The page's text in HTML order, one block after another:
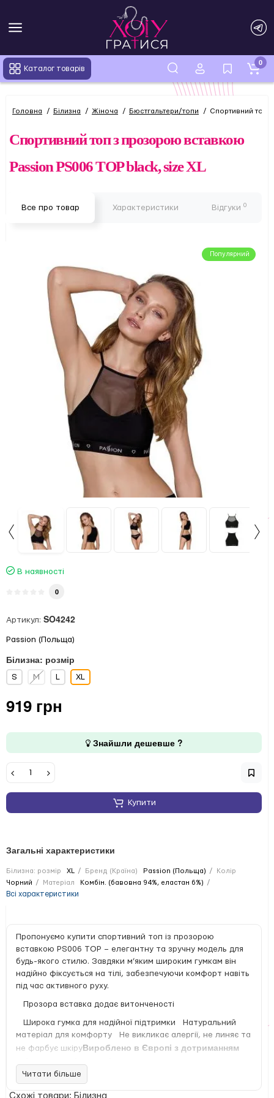
Каталог товарів
0
Головна Білизна Жіноча Бюстгальтери/топи Спортивний топ
Спортивний топ з прозорою вставкою
Passion PS006 TOP black, size XL
Все про товар Характеристики Відгуки 0
Популярний
В наявності
0
Артикул: SO4242
Passion (Польща)
Білизна: розмір
S M L XL
919 грн
Знайшли дешевше ?
Купити
Загальні характеристики
Білизна: розмір XL Бренд (Країна) Passion (Польща)
Колір
Чорний
Матеріал Комбін. (бавовна 94%, еластан 6%)
Всі характеристики
Пропонуємо купити спортивний топ із прозорою
вставкою PS006 TOP – елегантну та зручну модель для
будь-якого стилю. Завдяки м’яким широким гумкам він
надійно фіксується на тілі, забезпечуючи комфорт навіть
під час активного руху.
Прозора вставка додає витонченості
Широка гумка для надійної підтримки Натуральний
матеріал для комфорту Не викликає алергії, не линяє та
не фарбує шкіруВироблено в Європі з дотриманням
Стильний чорний колір робить цю модель універсальною
– топ чудово поєднується з різними образами, від
Читати більше
Схожі товари: Білизна